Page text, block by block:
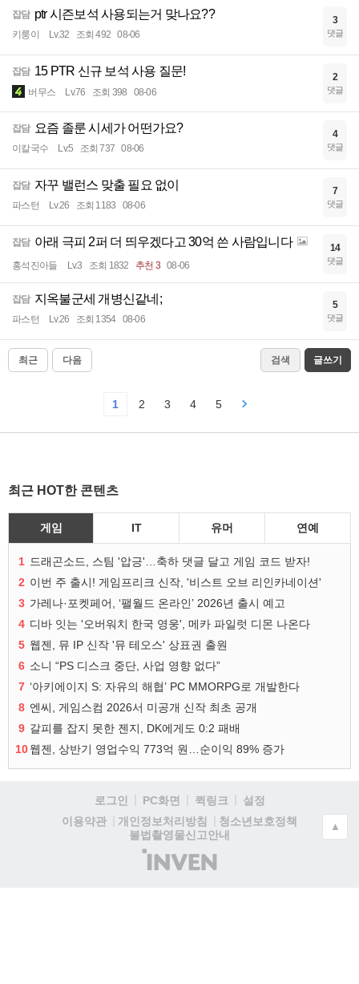
잡담 ptr 시즌보석 사용되는거 맞나요??
키룽이 Lv.32 조회 492 08-06
3
댓글
잡담 15 PTR 신규 보석 사용 질문!
버무스 Lv.76 조회 398 08-06
2
댓글
잡담 요즘 졸룬 시세가 어떤가요?
이칼국수 Lv.5 조회 737 08-06
4
댓글
잡담 자꾸 밸런스 맞출 필요 없이
파스턴 Lv.26 조회 1183 08-06
7
댓글
잡담 아래 극피 2퍼 더 띄우겠다고 30억 쓴 사람입니다
홍석진아들 Lv.3 조회 1832 추천 3 08-06
14
댓글
잡담 지옥불군세 개병신같네;
파스턴 Lv.26 조회 1354 08-06
5
댓글
최근 다음 검색 글쓰기
1 2 3 4 5
최근 HOT한 콘텐츠
게임 IT 유머 연예
1 드래곤소드, 스팀 '압긍'…축하 댓글 달고 게임 코드 받자!
2 이번 주 출시! 게임프리크 신작, '비스트 오브 리인카네이션'
3 가레나·포켓페어, ‘팰월드 온라인’ 2026년 출시 예고
4 디바 잇는 '오버워치 한국 영웅', 메카 파일럿 디몬 나온다
5 웹젠, 뮤 IP 신작 '뮤 테오스' 상표권 출원
6 소니 “PS 디스크 중단, 사업 영향 없다”
7 ‘아키에이지 S: 자유의 해협’ PC MMORPG로 개발한다
8 엔씨, 게임스컴 2026서 미공개 신작 최초 공개
9 갈피를 잡지 못한 젠지, DK에게도 0:2 패배
10웹젠, 상반기 영업수익 773억 원…순이익 89% 증가
로그인 PC화면 퀵링크
설정
이용약관
개인정보처리방침
청소년보호정책
불법촬영물신고안내
(주)
인
▲